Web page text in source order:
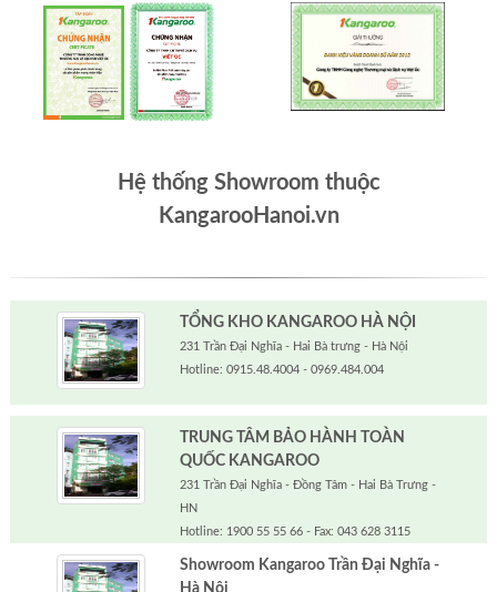
Hệ thống Showroom thuộc
KangarooHanoi.vn
TỔNG KHO KANGAROO HÀ NỘI
231 Trần Đại Nghĩa - Hai Bà trưng - Hà Nội
Hotline: 0915.48.4004 - 0969.484.004
TRUNG TÂM BẢO HÀNH TOÀN
QUỐC KANGAROO
231 Trần Đại Nghĩa - Đồng Tâm - Hai Bà Trưng -
HN
Hotline: 1900 55 55 66 - Fax: 043 628 3115
Showroom Kangaroo Trần Đại Nghĩa -
Hà Nội